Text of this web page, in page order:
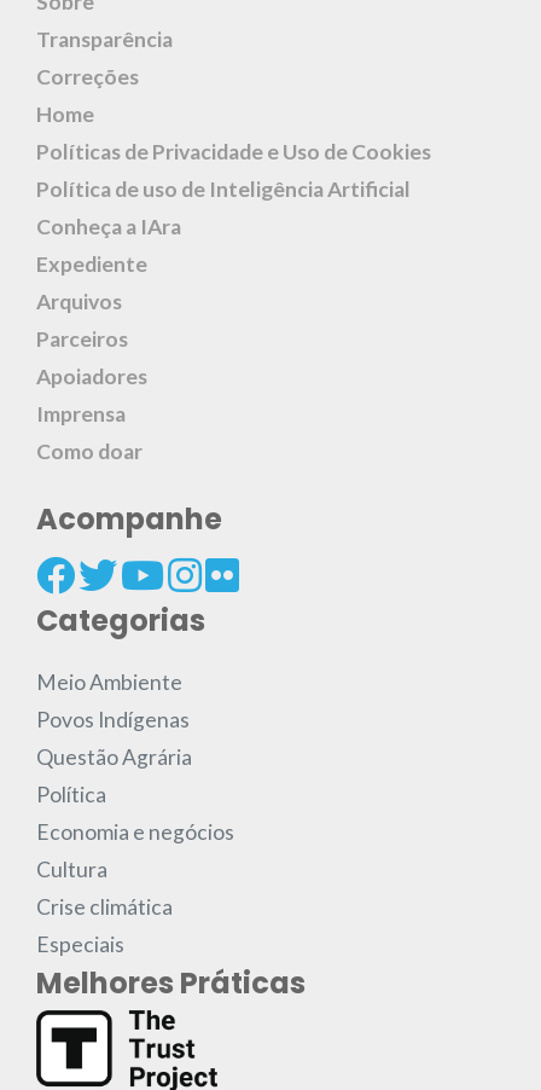
Transparência
Correções
Home
Políticas de Privacidade e Uso de Cookies
Política de uso de Inteligência Artificial
Conheça a IAra
Expediente
Arquivos
Parceiros
Apoiadores
Imprensa
Como doar
Acompanhe
Categorias
Meio Ambiente
Povos Indígenas
Questão Agrária
Política
Economia e negócios
Cultura
Crise climática
Especiais
Melhores Práticas